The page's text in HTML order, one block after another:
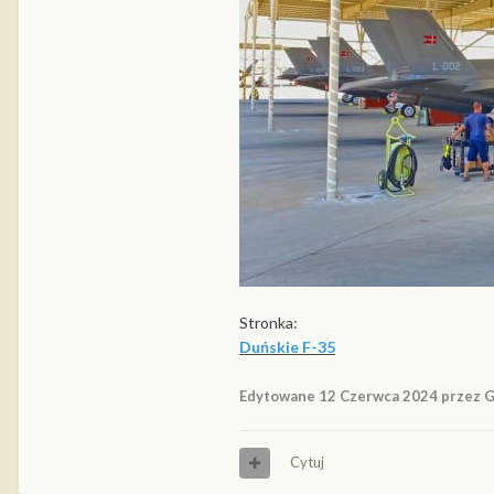
Stronka:
Duńskie F-35
Edytowane 12 Czerwca 2024 przez
Cytuj